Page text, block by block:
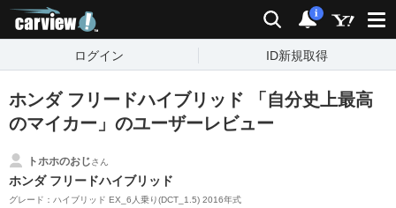
検索 通知
i
ログイン ID新規取得
ホンダ フリードハイブリッド 「自分史上最高
のマイカー」のユーザーレビュー
トホホのおじさん
ホンダ フリードハイブリッド
グレード：ハイブリッド EX_6人乗り(DCT_1.5) 2016年式